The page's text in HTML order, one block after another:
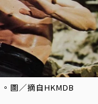
圖／摘自HKMDB